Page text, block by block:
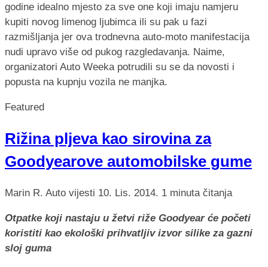
godine idealno mjesto za sve one koji imaju namjeru
kupiti novog limenog ljubimca ili su pak u fazi
razmišljanja jer ova trodnevna auto-moto manifestacija
nudi upravo više od pukog razgledavanja. Naime,
organizatori Auto Weeka potrudili su se da novosti i
popusta na kupnju vozila ne manjka.
Featured
Rižina pljeva kao sirovina za
Goodyearove automobilske gume
Marin R. Auto vijesti 10. Lis. 2014. 1 minuta čitanja
Otpatke koji nastaju u žetvi riže Goodyear će početi
koristiti kao ekološki prihvatljiv izvor silike za gazni
sloj guma